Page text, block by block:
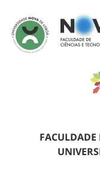
FACULDADE